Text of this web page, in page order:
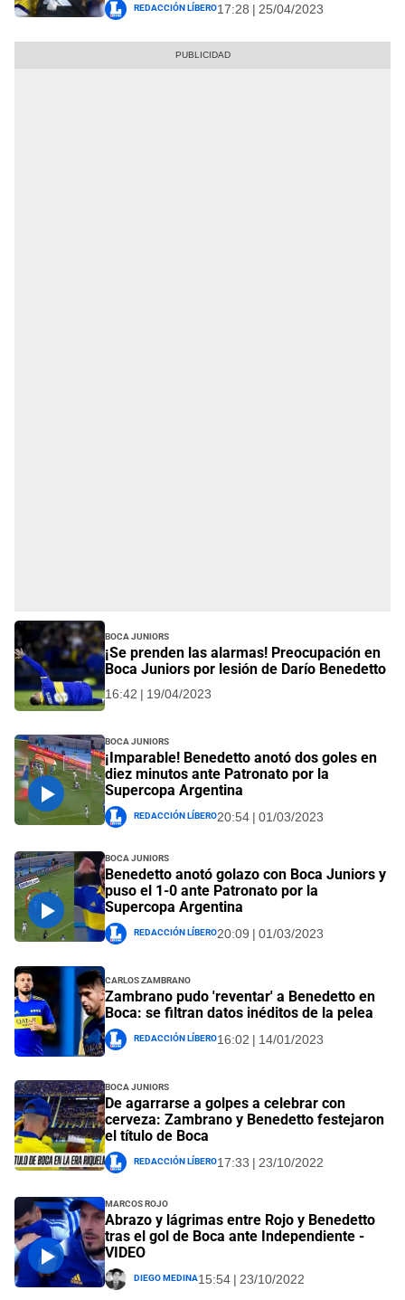
Redacción Líbero17:28 | 25/04/2023
Boca Juniors
¡Se prenden las alarmas! Preocupación en
Boca Juniors por lesión de Darío Benedetto
16:42 | 19/04/2023
Boca Juniors
¡Imparable! Benedetto anotó dos goles en
diez minutos ante Patronato por la
Supercopa Argentina
Redacción Líbero20:54 | 01/03/2023
Boca Juniors
Benedetto anotó golazo con Boca Juniors y
puso el 1-0 ante Patronato por la
Supercopa Argentina
Redacción Líbero20:09 | 01/03/2023
Carlos Zambrano
Zambrano pudo 'reventar' a Benedetto en
Boca: se filtran datos inéditos de la pelea
Redacción Líbero16:02 | 14/01/2023
Boca Juniors
De agarrarse a golpes a celebrar con
cerveza: Zambrano y Benedetto festejaron
el título de Boca
Redacción Líbero17:33 | 23/10/2022
Marcos Rojo
Abrazo y lágrimas entre Rojo y Benedetto
tras el gol de Boca ante Independiente -
VIDEO
Diego Medina15:54 | 23/10/2022